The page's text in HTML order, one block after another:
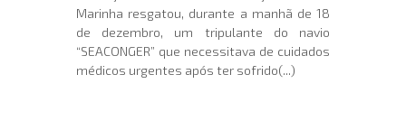
Marinha resgatou, durante a manhã de 18
de dezembro, um tripulante do navio
“SEACONGER” que necessitava de cuidados
médicos urgentes após ter sofrido(...)